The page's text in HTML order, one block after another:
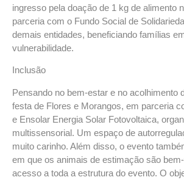
ingresso pela doação de 1 kg de alimento
parceria com o Fundo Social de
demais entidades, beneficiando famílias
vulnerabilidade.
Inclusão
Pensando no bem-estar e no acolhimento
festa de Flores e Morangos, em parceria
e Ensolar Energia Solar Fotovoltaica,
multissensorial. Um espaço de
muito carinho. Além disso, o evento
em que os animais de estimação são
acesso a toda a estrutura do evento. O